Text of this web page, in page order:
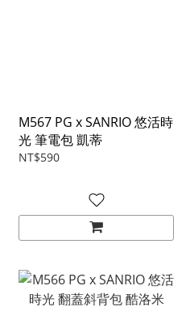
M567 PG x SANRIO 悠活時
光 筆電包 凱蒂
NT$590